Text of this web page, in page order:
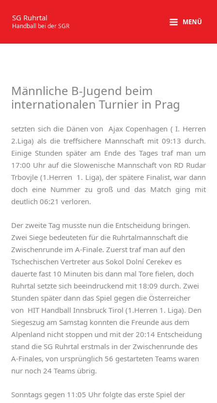
Inhalt
springen
SG Ruhrtal
Handball bei der SGR MENÜ
Männliche B-Jugend beim
internationalen Turnier in Prag
setzten sich die Dänen von Ajax Copenhagen ( I. Herren
2.Liga) als die treffsichere Mannschaft mit 09:13 durch.
Einige Stunden später am Ende des Tages traf man um
17:00 Uhr auf die Slowenische Mannschaft von RD Rudar
Trbovjle (1.Herren 1. Liga), der spätere Finalist, war dann
doch eine Nummer zu groß und das Match ging mit
deutlich 06:21 verloren.
Der zweite Tag musste nun die Entscheidung bringen.
Zwei Siege bedeuteten für die Ruhrtalmannschaft die
Zwischenrunde im A-Finale. Zuerst traf man auf den
Tschechischen Vertreter aus Sokol Dolní Cerekev es
dauerte fast 10 Minuten bis dann mal Tore fielen, doch
Ruhrtal setzte sich beeindruckend mit 18:09 durch. Zwei
Stunden später dann das Spiel gegen die Österreicher
von HIT Handball Innsbruck Tirol (1.Herren 1. Liga). Den
Siegeszug am Samstag konnten die Freunde aus dem
Alpenland nicht stoppen und mit der 20:14 Entscheidung
stand die SG Ruhrtal erstmals in der Zwischenrunde des
A-Finales, von ursprünglich 56 gestarteten Teams waren
nur noch 24 Teams übrig.
Sonntags gegen 11:05 Uhr folgte das erste Spiel der